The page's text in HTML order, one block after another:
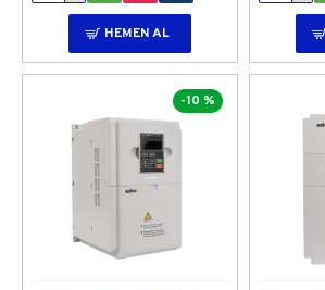
HEMEN AL
-10 %